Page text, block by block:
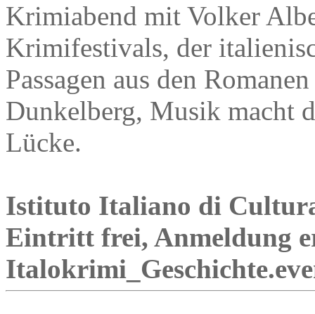
Krimiabend mit Volker
Krimifestivals, der
Passagen aus den
Dunkelberg, Musik macht
Lücke.
Istituto Italiano di
Eintritt frei, Anmeldung